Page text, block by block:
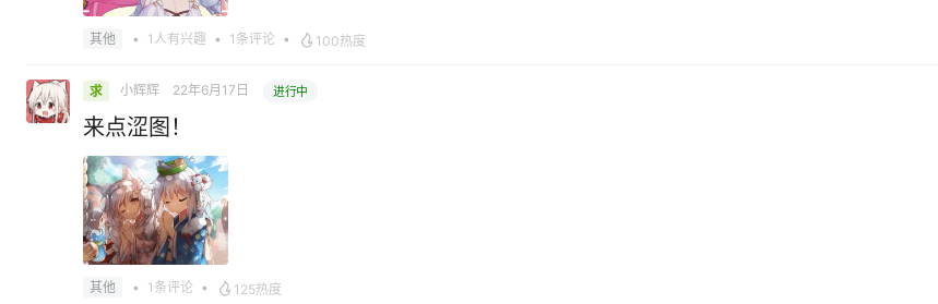
其他 • 1人有兴趣 • 1条评论 • 100热度
求 小辉辉 22年6月17日 进行中
来点涩图！
其他 • 1条评论 • 125热度